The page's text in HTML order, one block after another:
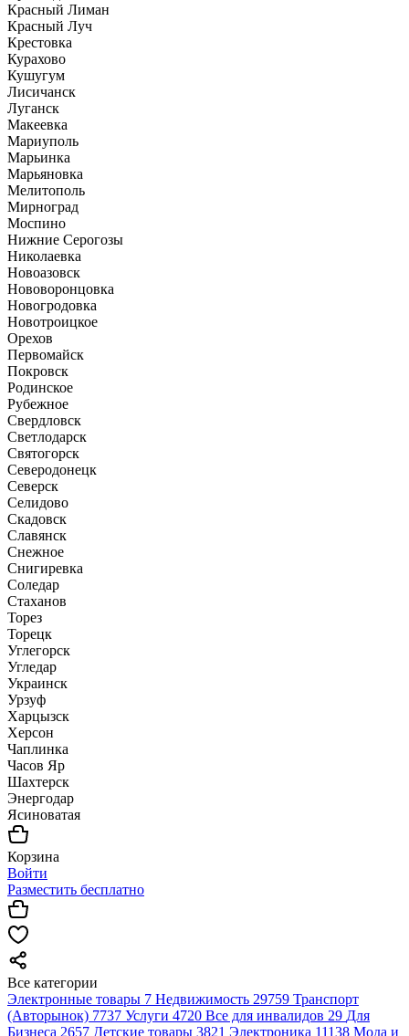
Красный Лиман
Красный Луч
Крестовка
Курахово
Кушугум
Лисичанск
Луганск
Макеевка
Мариуполь
Марьинка
Марьяновка
Мелитополь
Мирноград
Моспино
Нижние Серогозы
Николаевка
Новоазовск
Нововоронцовка
Новогродовка
Новотроицкое
Орехов
Первомайск
Покровск
Родинское
Рубежное
Свердловск
Светлодарск
Святогорск
Северодонецк
Северск
Селидово
Скадовск
Славянск
Снежное
Снигиревка
Соледар
Стаханов
Торез
Торецк
Углегорск
Угледар
Украинск
Урзуф
Харцызск
Херсон
Чаплинка
Часов Яр
Шахтерск
Энергодар
Ясиноватая
Корзина
Войти
Разместить бесплатно
Все категории
Электронные товары 7 Недвижимость 29759 Транспорт
(Авторынок) 7737 Услуги 4720 Все для инвалидов 29 Для
Бизнеса 2657 Детские товары 3821 Электроника 11138 Мода и